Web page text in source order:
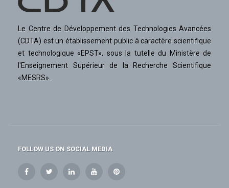
Le Centre de Développement des Technologies Avancées
(CDTA) est un établissement public à caractère scientifique
et technologique «EPST», sous la tutelle du Ministère de
l'Enseignement Supérieur de la Recherche Scientifique
«MESRS».
FOLLOW US ON SOCIAL MEDIA